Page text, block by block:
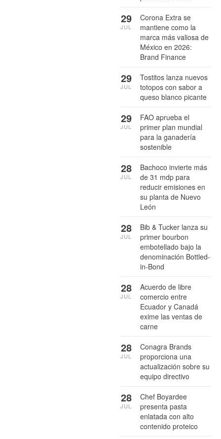
Corona Extra se
mantiene como la
marca más valiosa de
México en 2026:
Brand Finance
29
JUL
Tostitos lanza nuevos
totopos con sabor a
queso blanco picante
29
JUL
FAO aprueba el
primer plan mundial
para la ganadería
sostenible
29
JUL
Bachoco invierte más
de 31 mdp para
reducir emisiones en
su planta de Nuevo
León
28
JUL
Bib & Tucker lanza su
primer bourbon
embotellado bajo la
denominación Bottled-
in-Bond
28
JUL
Acuerdo de libre
comercio entre
Ecuador y Canadá
exime las ventas de
carne
28
JUL
Conagra Brands
proporciona una
actualización sobre su
equipo directivo
28
JUL
Chef Boyardee
presenta pasta
enlatada con alto
contenido proteico
28
JUL